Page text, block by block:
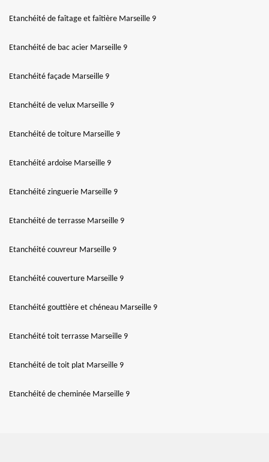
Etanchéité de faîtage et faîtière Marseille 9
Etanchéité de bac acier Marseille 9
Etanchéité façade Marseille 9
Etanchéité de velux Marseille 9
Etanchéité de toiture Marseille 9
Etanchéité ardoise Marseille 9
Etanchéité zinguerie Marseille 9
Etanchéité de terrasse Marseille 9
Etanchéité couvreur Marseille 9
Etanchéité couverture Marseille 9
Etanchéité gouttière et chéneau Marseille 9
Etanchéité toit terrasse Marseille 9
Etanchéité de toit plat Marseille 9
Etanchéité de cheminée Marseille 9